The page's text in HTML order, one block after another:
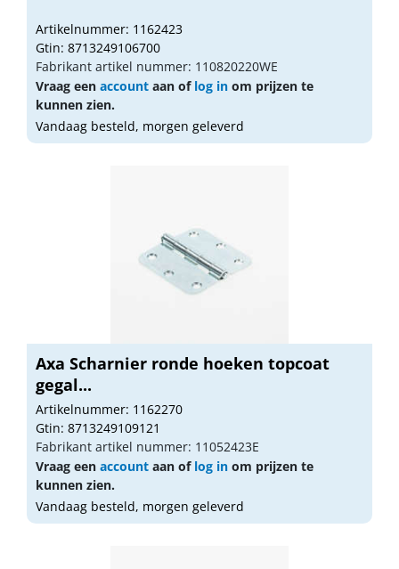
Artikelnummer: 1162423
Gtin: 8713249106700
Fabrikant artikel nummer: 110820220WE
Vraag een account aan of log in om prijzen te
kunnen zien.
Vandaag besteld, morgen geleverd
Axa Scharnier ronde hoeken topcoat
gegal...
Artikelnummer: 1162270
Gtin: 8713249109121
Fabrikant artikel nummer: 11052423E
Vraag een account aan of log in om prijzen te
kunnen zien.
Vandaag besteld, morgen geleverd